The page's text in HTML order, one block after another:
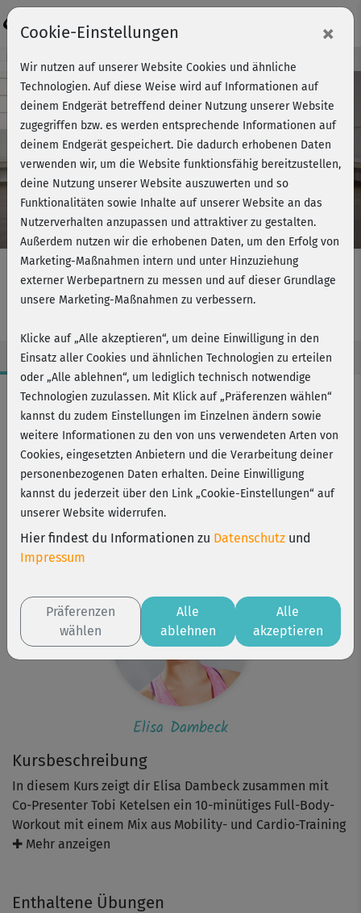
Play
Video
Kursvorschau - Jetzt mitmachen!
10 Days 10 Minutes - Tag 1
Kursbeschreibung
In diesem Kurs zeigt dir Elisa Dambeck zusammen mit
Co-Presenter Tobi Ketelsen ein 10-minütiges Full-Body-
Workout mit einem Mix aus Mobility- und Cardio-Training
sowie Übungen für einzelne Muskelgruppen. Du trainierst
bei manchen Übungen leichtere Alternativen. Du kann je
✚ Mehr anzeigen
Enthaltene Übungen
Workout-Facts
mittelschwer
10 Min
62 kcal
Elisa Dambeck
10 Days 10 Minutes
Elisa Dambeck
Cookie-Einstellungen ×
Wir nutzen auf unserer Website Cookies und ähnliche
Technologien. Auf diese Weise wird auf Informationen auf
deinem Endgerät betreffend deiner Nutzung unserer Website
zugegriffen bzw. es werden entsprechende Informationen auf
deinem Endgerät gespeichert. Die dadurch erhobenen Daten
verwenden wir, um die Website funktionsfähig bereitzustellen,
deine Nutzung unserer Website auszuwerten und so
Funktionalitäten sowie Inhalte auf unserer Website an das
Nutzerverhalten anzupassen und attraktiver zu gestalten.
Außerdem nutzen wir die erhobenen Daten, um den Erfolg von
Marketing-Maßnahmen intern und unter Hinzuziehung
externer Werbepartnern zu messen und auf dieser Grundlage
unsere Marketing-Maßnahmen zu verbessern.
Klicke auf „Alle akzeptieren“, um deine Einwilligung in den
Einsatz aller Cookies und ähnlichen Technologien zu erteilen
oder „Alle ablehnen“, um lediglich technisch notwendige
Technologien zuzulassen. Mit Klick auf „Präferenzen wählen“
kannst du zudem Einstellungen im Einzelnen ändern sowie
weitere Informationen zu den von uns verwendeten Arten von
Cookies, eingesetzten Anbietern und die Verarbeitung deiner
personenbezogenen Daten erhalten. Deine Einwilligung
kannst du jederzeit über den Link „Cookie-Einstellungen“ auf
unserer Website widerrufen.
Hier findest du Informationen zu Datenschutz und
Impressum
Präferenzen
wählen
Alle
ablehnen
Alle
akzeptieren